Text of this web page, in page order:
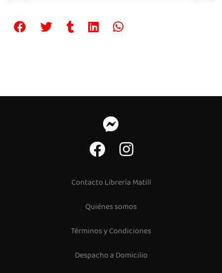
Contacto Librería Matill
Quiénes somos
Términos y Condiciones
Despacho a Domicilio